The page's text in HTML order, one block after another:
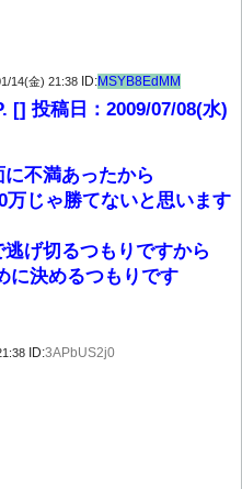
14(金) 21:38 ID:MSYB8EdMM
[] 投稿日：2009/07/08(水)
不満あったから
万じゃ勝てないと思います
げ切るつもりですから
に決めるつもりです
ID:3APbUS2j0